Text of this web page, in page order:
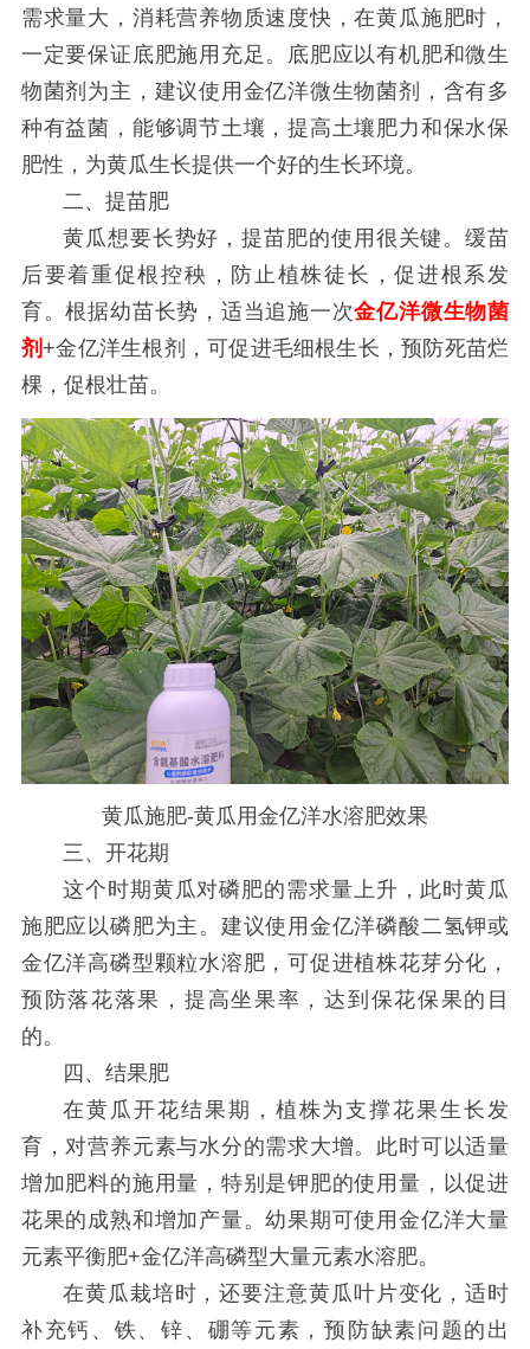
需求量大，消耗营养物质速度快，在黄瓜施肥时，
一定要保证底肥施用充足。底肥应以有机肥和微生
物菌剂为主，建议使用金亿洋微生物菌剂，含有多
种有益菌，能够调节土壤，提高土壤肥力和保水保
肥性，为黄瓜生长提供一个好的生长环境。
二、提苗肥
黄瓜想要长势好，提苗肥的使用很关键。缓苗
后要着重促根控秧，防止植株徒长，促进根系发
育。根据幼苗长势，适当追施一次金亿洋微生物菌
剂+金亿洋生根剂，可促进毛细根生长，预防死苗烂
棵，促根壮苗。
黄瓜施肥-黄瓜用金亿洋水溶肥效果
三、开花期
这个时期黄瓜对磷肥的需求量上升，此时黄瓜
施肥应以磷肥为主。建议使用金亿洋磷酸二氢钾或
金亿洋高磷型颗粒水溶肥，可促进植株花芽分化，
预防落花落果，提高坐果率，达到保花保果的目
的。
四、结果肥
在黄瓜开花结果期，植株为支撑花果生长发
育，对营养元素与水分的需求大增。此时可以适量
增加肥料的施用量，特别是钾肥的使用量，以促进
花果的成熟和增加产量。幼果期可使用金亿洋大量
元素平衡肥+金亿洋高磷型大量元素水溶肥。
在黄瓜栽培时，还要注意黄瓜叶片变化，适时
补充钙、铁、锌、硼等元素，预防缺素问题的出